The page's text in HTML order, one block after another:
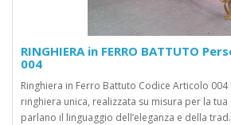
RINGHIERA in FERRO BATTUTO
004
Ringhiera in Ferro Battuto Codice Articolo
ringhiera unica, realizzata su misura per la
parlano il linguaggio dell’eleganza e della